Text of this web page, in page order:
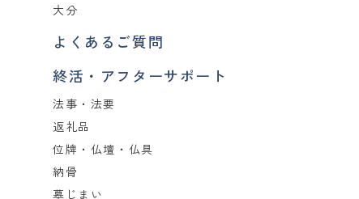
大分
よくあるご質問
終活・アフターサポート
法事・法要
返礼品
位牌・仏壇・仏具
納骨
墓じまい